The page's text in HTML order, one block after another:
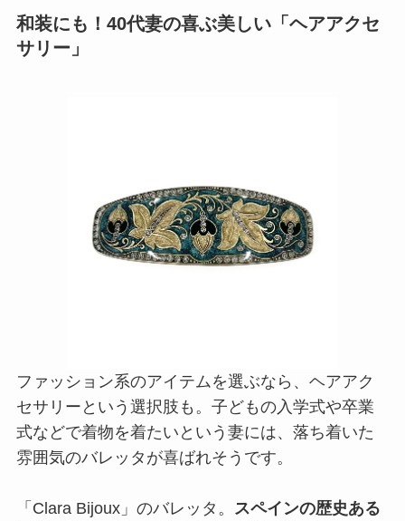
和装にも！40代妻の喜ぶ美しい「ヘアアクセ
サリー」
ファッション系のアイテムを選ぶなら、ヘアアク
セサリーという選択肢も。子どもの入学式や卒業
式などで着物を着たいという妻には、落ち着いた
雰囲気のバレッタが喜ばれそうです。
「Clara Bijoux」のバレッタ。
スペインの歴史ある